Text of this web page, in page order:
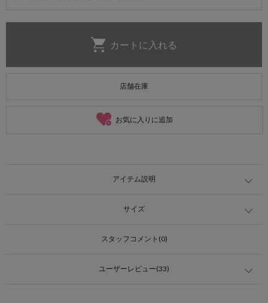
店舗在庫
お気に入りに追加
アイテム説明
サイズ
スタッフコメント(0)
ユーザーレビュー(33)